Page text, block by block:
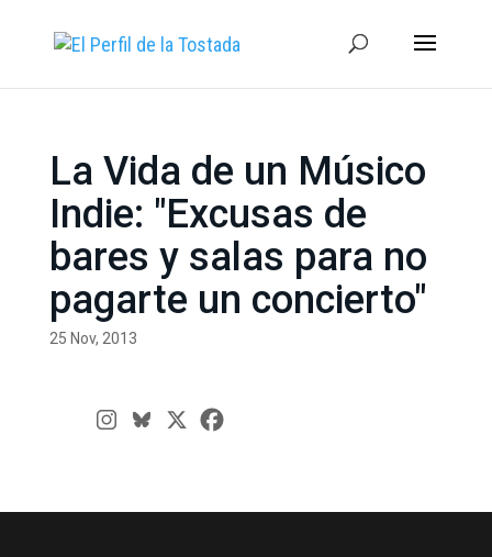
La Vida de un Músico
Indie: "Excusas de
bares y salas para no
pagarte un concierto"
25 Nov, 2013